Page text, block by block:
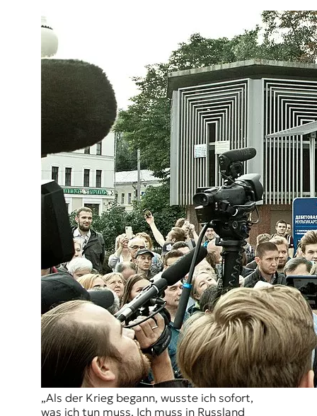
„Als der Krieg begann, wusste ich sofort,
was ich tun muss. Ich muss in Russland